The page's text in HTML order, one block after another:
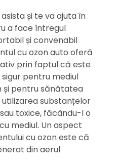
și te va ajuta în
a face întregul
și convenabil
cu ozon auto oferă
prin faptul că este
pentru mediul
și pentru sănătatea
substanțelor
toxice, făcându-l o
mediul. Un aspect
cu ozon este că
din aerul